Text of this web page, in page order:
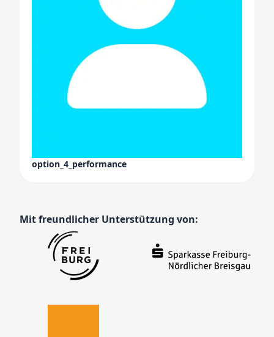
option_4_performance
Mit freundlicher Unterstützung von: